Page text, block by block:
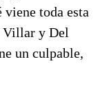
viene toda esta
Villar y Del
un culpable,